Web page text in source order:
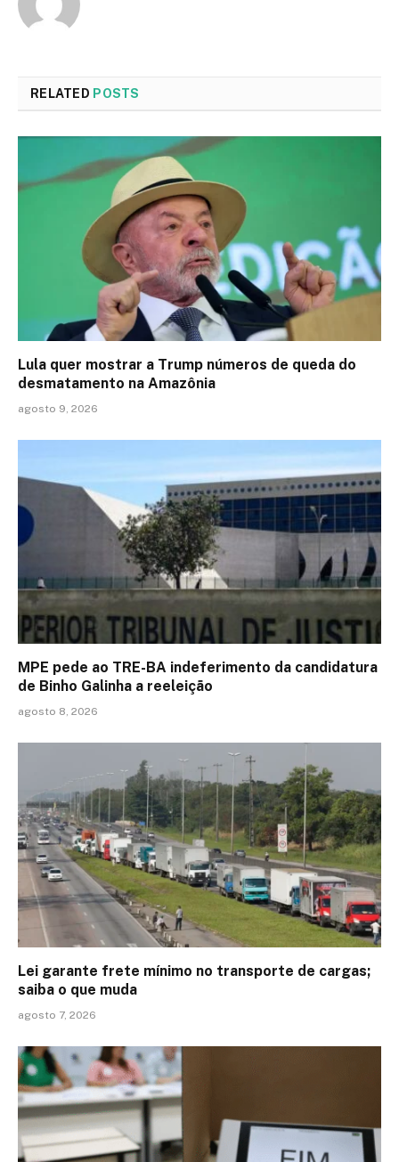
RELATED POSTS
Lula quer mostrar a Trump números de queda do
desmatamento na Amazônia
agosto 9, 2026
MPE pede ao TRE-BA indeferimento da candidatura
de Binho Galinha a reeleição
agosto 8, 2026
Lei garante frete mínimo no transporte de cargas;
saiba o que muda
agosto 7, 2026